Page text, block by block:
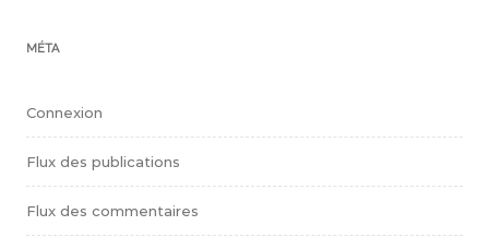
MÉTA
Connexion
Flux des publications
Flux des commentaires